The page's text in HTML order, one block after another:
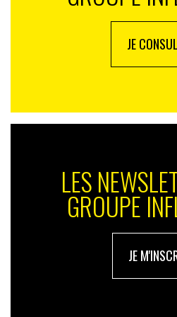
JE
LES
GROUPE
JE